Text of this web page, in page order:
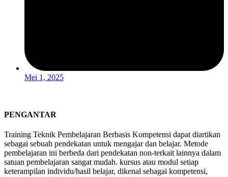
Mei 1, 2025
PENGANTAR
Training Teknik Pembelajaran Berbasis Kompetensi dapat diartikan
sebagai sebuah pendekatan untuk mengajar dan belajar. Metode
pembelajaran ini berbeda dari pendekatan non-terkait lainnya dalam
satuan pembelajaran sangat mudah. kursus atau modul setiap
keterampilan individu/hasil belajar, dikenal sebagai kompetensi,